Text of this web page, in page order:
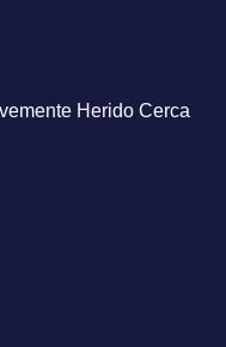
Herido Cerca